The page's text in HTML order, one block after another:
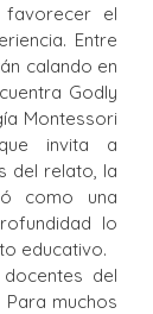
el
Entre
calando en
Godly
Montessori
invita a
del relato, la
como una
lo
educativo.
del
muchos